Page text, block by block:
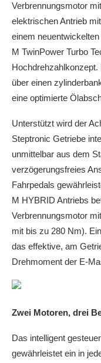
Verbrennungsmotor
elektrischen Antrieb
einem
M TwinPower Turbo
über einen
eine optimierte
Unterstützt wird der
Steptronic Getriebe
unmittelbar aus dem
verzögerungsfreies
Fahrpedals
M HYBRID Antriebs
Verbrennungsmotor
mit bis zu 280 Nm).
das effektive, am
Drehmoment der E-
Zwei Motoren, drei
Das intelligent
gewährleistet ein in